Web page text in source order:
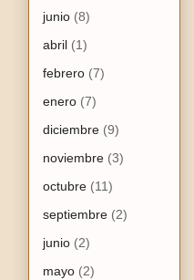
junio (8)
abril (1)
febrero (7)
enero (7)
diciembre (9)
noviembre (3)
octubre (11)
septiembre (2)
junio (2)
mayo (2)